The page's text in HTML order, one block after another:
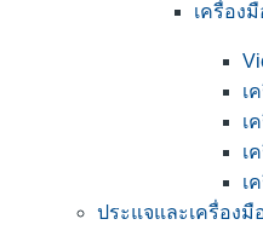
เครื่อง
เ
เ
เ
เ
ประแจและเครื่องมื